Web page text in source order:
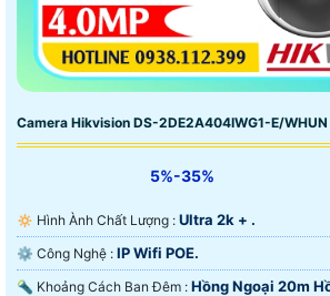
Camera Hikvision DS-2DE2A404IWG1-E/WHUN
5%-35%
🔅 Hình Ành Chất Lượng : Ultra 2k + .
⚙ Công Nghệ : IP Wifi POE.
🔦 Khoảng Cách Ban Đêm : Hồng Ngoại 20m